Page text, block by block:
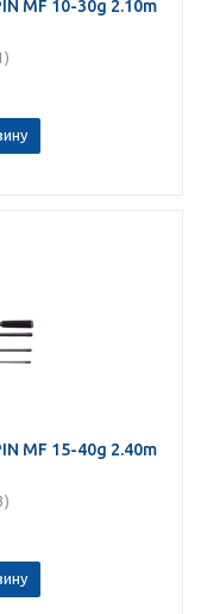
MF 10-30g 2.10m
MF 15-40g 2.40m